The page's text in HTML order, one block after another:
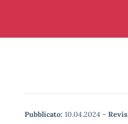
Pubblicato: 10.04.2024 -